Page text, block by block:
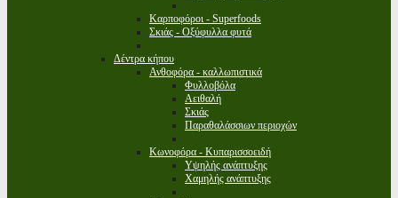
Καρποφόροι - Superfoods
Σκιάς - Οξύφυλλα φυτά
Δέντρα κήπου
Ανθοφόρα - καλλωπιστικά
Φυλλοβόλα
Αειθαλή
Σκιάς
Παραθαλάσσιων περιοχών
Κωνοφόρα - Κυπαρισσοειδή
Υψηλής ανάπτυξης
Χαμηλής ανάπτυξης